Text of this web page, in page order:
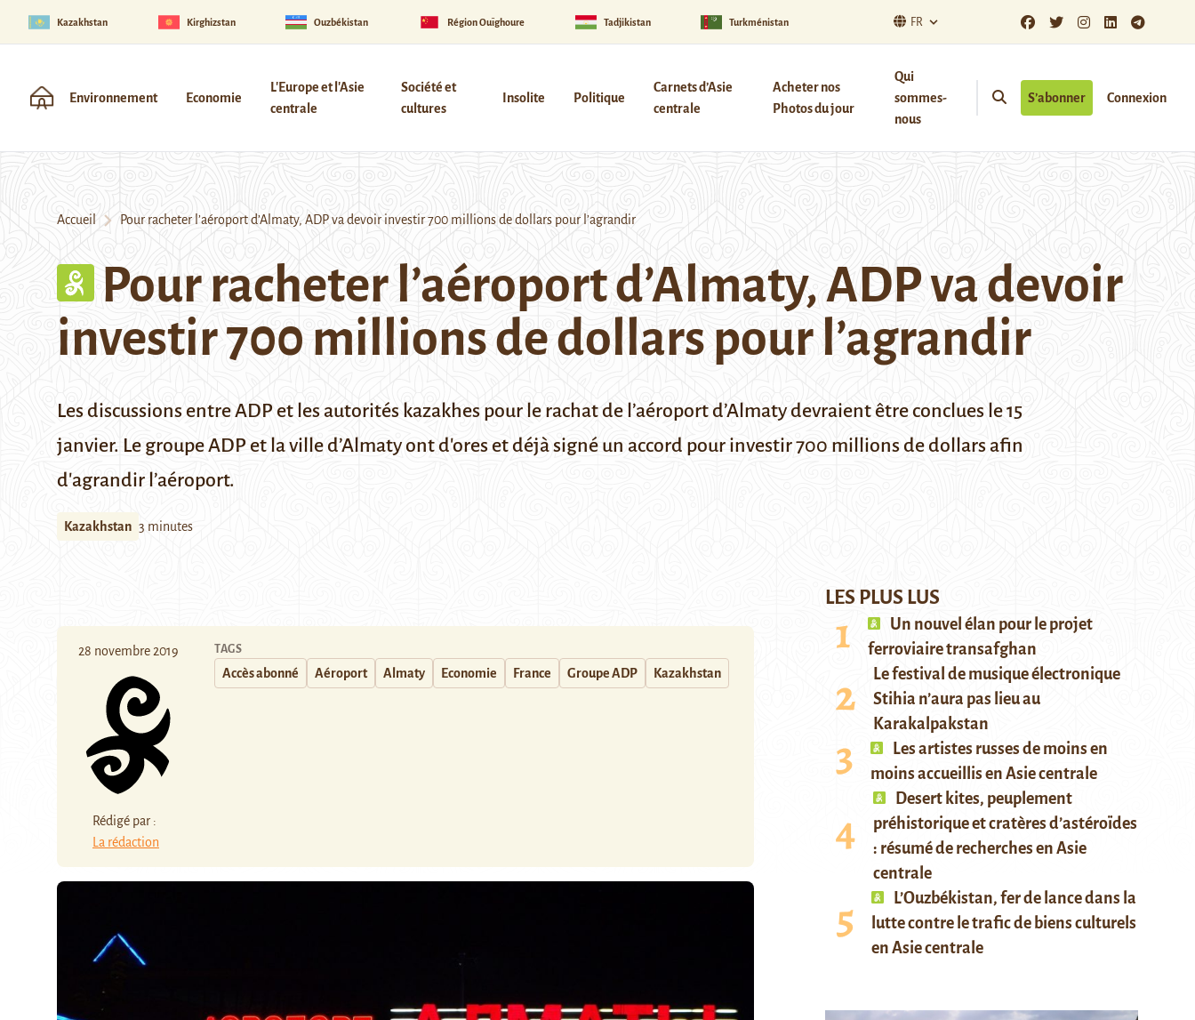
Kazakhstan Kirghizstan Ouzbékistan Région Ouïghoure Tadjikistan Turkménistan FR
Environnement Economie
L'Europe et l'Asie
centrale
Société et
cultures
Insolite Politique
Carnets d’Asie
centrale
Acheter nos
Photos du jour
Qui
sommes-
nous
S’abonner Connexion
Accueil Pour racheter l’aéroport d’Almaty, ADP va devoir investir 700 millions de dollars pour l’agrandir
Pour racheter l’aéroport d’Almaty, ADP va devoir
investir 700 millions de dollars pour l’agrandir
Les discussions entre ADP et les autorités kazakhes pour le rachat de l’aéroport d’Almaty devraient être conclues le 15
janvier. Le groupe ADP et la ville d’Almaty ont d'ores et déjà signé un accord pour investir 700 millions de dollars afin
d'agrandir l’aéroport.
Kazakhstan 3 minutes
28 novembre 2019
Rédigé par :
La rédaction
TAGS
Accès abonné Aéroport Almaty Economie France Groupe ADP Kazakhstan
LES PLUS LUS
Un nouvel élan pour le projet
ferroviaire transafghan
Le festival de musique électronique
Stihia n’aura pas lieu au
Karakalpakstan
Les artistes russes de moins en
moins accueillis en Asie centrale
Desert kites, peuplement
préhistorique et cratères d’astéroïdes
: résumé de recherches en Asie
centrale
L’Ouzbékistan, fer de lance dans la
lutte contre le trafic de biens culturels
en Asie centrale